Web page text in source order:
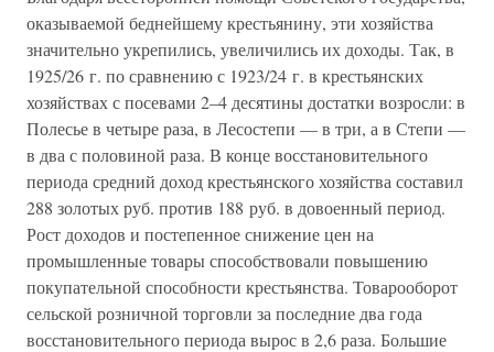
оказываемой беднейшему крестьянину, эти хозяйства
значительно укрепились, увеличились их доходы. Так, в
1925/26 г. по сравнению с 1923/24 г. в крестьянских
хозяйствах с посевами 2–4 десятины достатки возросли: в
Полесье в четыре раза, в Лесостепи — в три, а в Степи —
в два с половиной раза. В конце восстановительного
периода средний доход крестьянского хозяйства составил
288 золотых руб. против 188 руб. в довоенный период.
Рост доходов и постепенное снижение цен на
промышленные товары способствовали повышению
покупательной способности крестьянства. Товарооборот
сельской розничной торговли за последние два года
восстановительного периода вырос в 2,6 раза. Большие